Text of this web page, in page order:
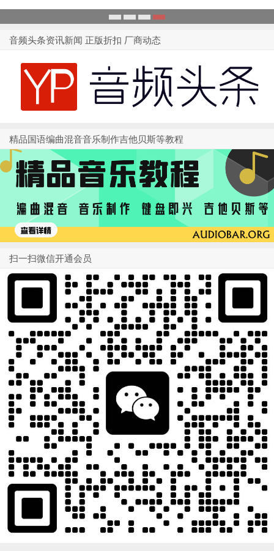
音频头条资讯新闻 正版折扣 厂商动态
精品国语编曲混音音乐制作吉他贝斯等教程
扫一扫微信开通会员